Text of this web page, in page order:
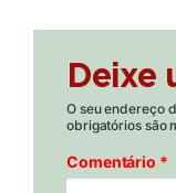
Deixe
O seu endereço
obrigatórios são
Comentário *